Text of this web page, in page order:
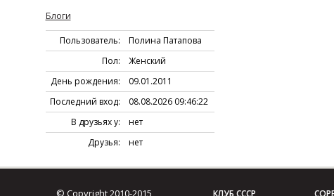
Блоги
Пользователь:
Полина Патапова
Пол:
Женский
День рождения:
09.01.2011
Последний вход:
08.08.2026 09:46:22
В друзьях у:
нет
Друзья:
нет
© Copyright 2010-2015
КЛУБ СССР